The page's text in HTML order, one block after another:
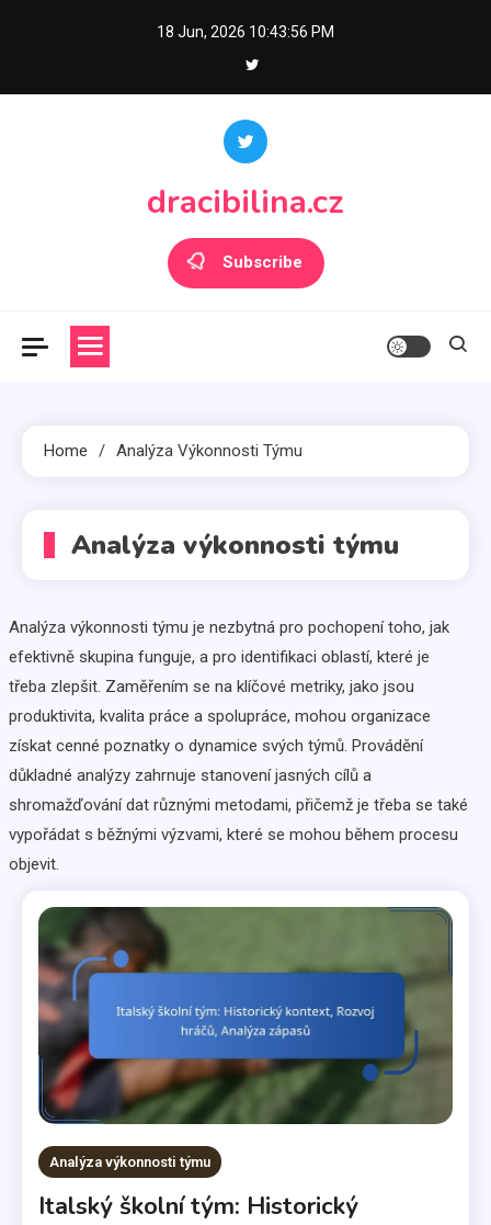
18 Jun, 2026 10:43:58 PM
dracibilina.cz
Subscribe
Home Analýza Výkonnosti Týmu
Analýza výkonnosti týmu
Analýza výkonnosti týmu je nezbytná pro pochopení toho, jak
efektivně skupina funguje, a pro identifikaci oblastí, které je
třeba zlepšit. Zaměřením se na klíčové metriky, jako jsou
produktivita, kvalita práce a spolupráce, mohou organizace
získat cenné poznatky o dynamice svých týmů. Provádění
důkladné analýzy zahrnuje stanovení jasných cílů a
shromažďování dat různými metodami, přičemž je třeba se také
vypořádat s běžnými výzvami, které se mohou během procesu
objevit.
Analýza výkonnosti týmu
Italský školní tým: Historický